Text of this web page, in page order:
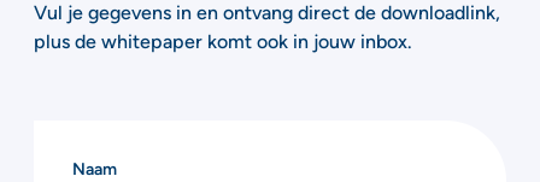
Vul je gegevens in en ontvang direct de downloadlink,
plus de whitepaper komt ook in jouw inbox.
Naam